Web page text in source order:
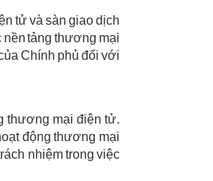
tử và sàn giao dịch
nền tảng thương mại
Chính phủ đối với
thương mại điện tử.
động thương mại
nhiệm trong việc